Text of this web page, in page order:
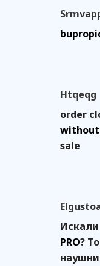
Htqeqg
order
sale
Искали
PRO?